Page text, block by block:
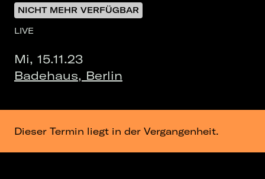
NICHT MEHR VERFÜGBAR
LIVE
Mi, 15.11.23
Badehaus, Berlin
Dieser Termin liegt in der Vergangenheit.